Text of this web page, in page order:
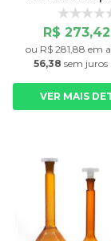
litros
R$ 273,42
ou R$ 281,88 em
56,38 sem juros
VER MAIS